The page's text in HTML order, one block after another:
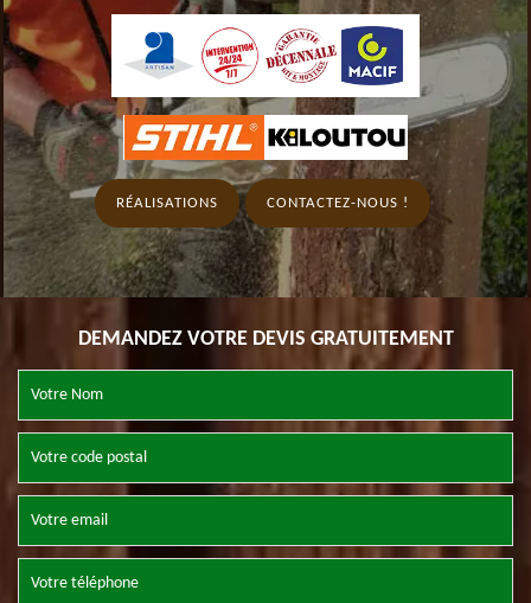
RÉALISATIONS CONTACTEZ-NOUS !
DEMANDEZ VOTRE DEVIS GRATUITEMENT